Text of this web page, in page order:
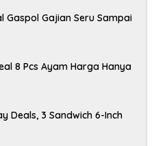
Gaspol Gajian Seru Sampai
8 Pcs Ayam Harga Hanya
Deals, 3 Sandwich 6-Inch